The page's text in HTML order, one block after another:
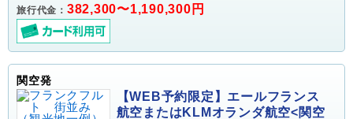
旅行代金： 382,300〜1,190,300円
関空発
【WEB予約限定】エールフランス
航空またはKLMオランダ航空<関空